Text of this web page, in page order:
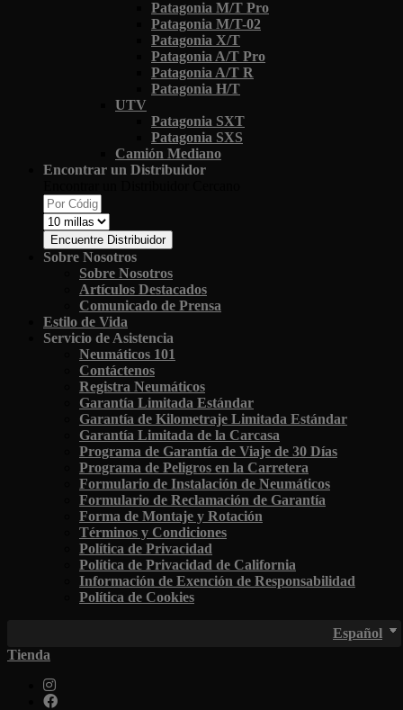
Patagonia M/T Pro
Patagonia M/T-02
Patagonia X/T
Patagonia A/T Pro
Patagonia A/T R
Patagonia H/T
UTV
Patagonia SXT
Patagonia SXS
Camión Mediano
Encontrar un Distribuidor
Encuentre Distribuidor
Sobre Nosotros
Sobre Nosotros
Artículos Destacados
Comunicado de Prensa
Estilo de Vida
Servicio de Asistencia
Neumáticos 101
Contáctenos
Registra Neumáticos
Garantía Limitada Estándar
Garantía de Kilometraje Limitada Estándar
Garantía Limitada de la Carcasa
Programa de Garantía de Viaje de 30 Días
Programa de Peligros en la Carretera
Formulario de Instalación de Neumáticos
Formulario de Reclamación de Garantía
Forma de Montaje y Rotación
Términos y Condiciones
Política de Privacidad
Política de Privacidad de California
Información de Exención de Responsabilidad
Política de Cookies
Español
Tienda